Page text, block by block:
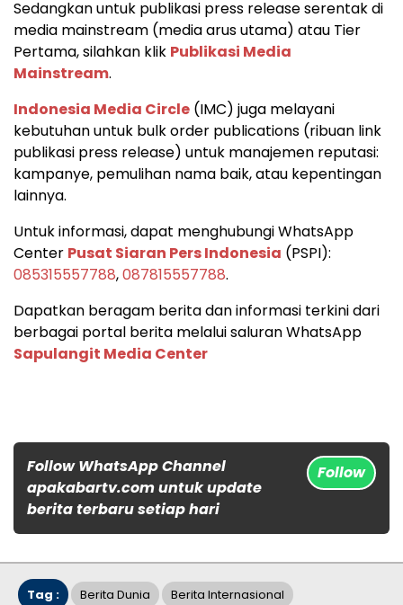
Sedangkan untuk publikasi press release serentak di
media mainstream (media arus utama) atau Tier
Pertama, silahkan klik Publikasi Media
Mainstream.
Indonesia Media Circle (IMC) juga melayani
kebutuhan untuk bulk order publications (ribuan link
publikasi press release) untuk manajemen reputasi:
kampanye, pemulihan nama baik, atau kepentingan
lainnya.
Untuk informasi, dapat menghubungi WhatsApp
Center Pusat Siaran Pers Indonesia (PSPI):
085315557788,087815557788.
Dapatkan beragam berita dan informasi terkini dari
berbagai portal berita melalui saluran WhatsApp
Sapulangit Media Center
Follow WhatsApp Channel
apakabartv.com untuk update
berita terbaru setiap hari
Follow
Tag : Berita Dunia Berita Internasional